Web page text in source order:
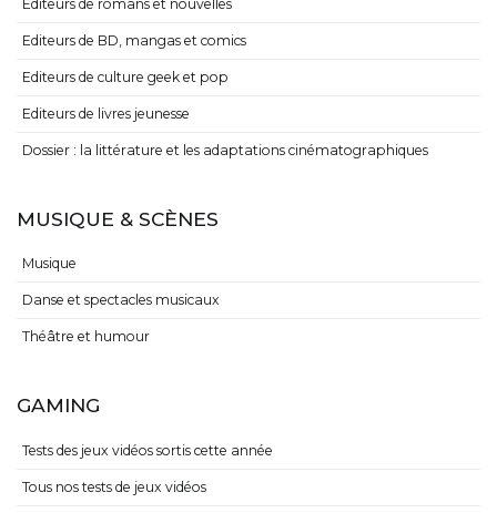
Editeurs de romans et nouvelles
Editeurs de BD, mangas et comics
Editeurs de culture geek et pop
Editeurs de livres jeunesse
Dossier : la littérature et les adaptations cinématographiques
MUSIQUE & SCÈNES
Musique
Danse et spectacles musicaux
Théâtre et humour
GAMING
Tests des jeux vidéos sortis cette année
Tous nos tests de jeux vidéos